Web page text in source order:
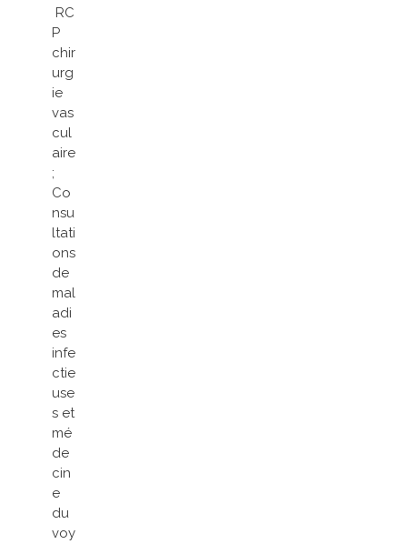
RC
P
chir
urg
ie
vas
cul
aire
;
Co
nsu
ltati
ons
de
mal
adi
es
infe
ctie
use
s et
mé
de
cin
e
du
voy